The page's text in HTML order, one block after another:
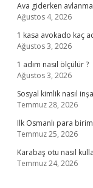
Ava giderken
Ağustos 4, 2026
1 kasa avokado kaç
Ağustos 3, 2026
1 adım nasıl ölçülür ?
Ağustos 3, 2026
Sosyal kimlik nasıl
Temmuz 28, 2026
Ilk Osmanlı para
Temmuz 25, 2026
Karabaş otu nasıl
Temmuz 24, 2026